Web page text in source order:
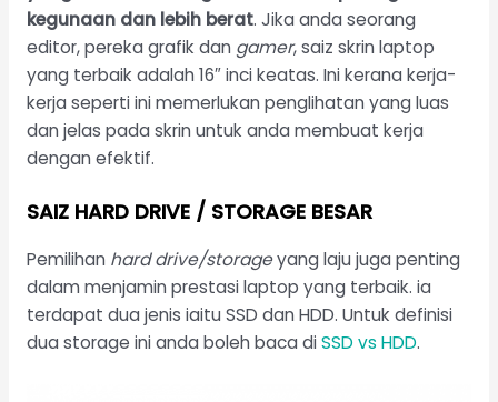
kegunaan dan lebih berat. Jika anda seorang
editor, pereka grafik dan gamer, saiz skrin laptop
yang terbaik adalah 16″ inci keatas. Ini kerana kerja-
kerja seperti ini memerlukan penglihatan yang luas
dan jelas pada skrin untuk anda membuat kerja
dengan efektif.
SAIZ HARD DRIVE / STORAGE BESAR
Pemilihan hard drive/storageyang laju juga penting
dalam menjamin prestasi laptop yang terbaik. ia
terdapat dua jenis iaitu SSD dan HDD. Untuk definisi
dua storage ini anda boleh baca di SSD vs HDD.